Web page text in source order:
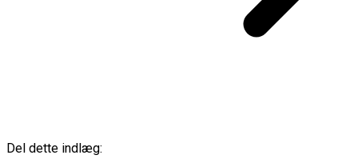
Del dette indlæg: